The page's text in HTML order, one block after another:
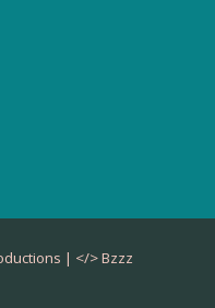
| </>Bzzz